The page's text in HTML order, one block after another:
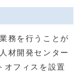
務を行うことが
材開発センター
オフィスを設置